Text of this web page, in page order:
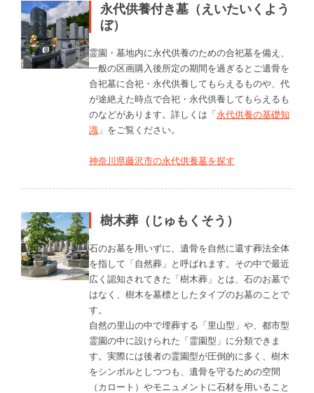
永代供養付き墓（えいたいくよう
ぼ）
霊園・墓地内に永代供養のための合祀墓を備え、
一般の区画購入後所定の期間を過ぎるとご遺骨を
合祀墓に合祀・永代供養してもらえるものや、代
が途絶えた時点で合祀・永代供養してもらえるも
のなどがあります。詳しくは「永代供養の基礎知
識 」をご覧ください。
神奈川県藤沢市の永代供養墓を探す
樹木葬（じゅもくそう）
石のお墓を用いずに、遺骨を自然に還す葬法全体
を指して「自然葬」と呼ばれます。その中で最近
広く認知されてきた「樹木葬」とは、石のお墓で
はなく、樹木を墓標としたタイプのお墓のことで
す。
自然の里山の中で埋葬する「里山型」や、都市型
霊園の中に設けられた「霊園型」に分類できま
す。実際には後者の霊園型が圧倒的に多く、樹木
をシンボルとしつつも、遺骨を守るための空間
（カロート）やモニュメントに石材を用いること